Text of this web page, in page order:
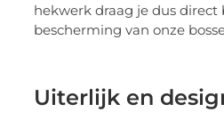
hekwerk draag je dus direct
bescherming van onze
Uiterlijk en